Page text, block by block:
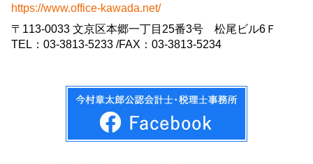
https://www.office-kawada.net/
〒113-0033 文京区本郷一丁目25番3号 松尾ビル6Ｆ
TEL：03-3813-5233 /FAX：03-3813-5234